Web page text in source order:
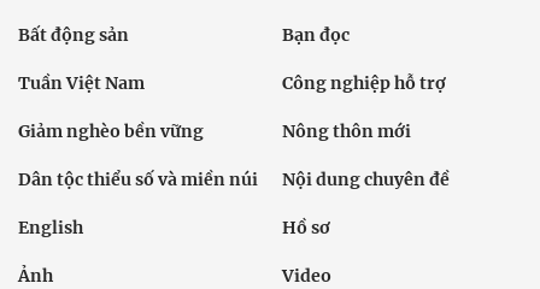
Bất động sản Bạn đọc
Tuần Việt Nam Công nghiệp hỗ trợ
Giảm nghèo bền vững Nông thôn mới
Dân tộc thiểu số và miền núi Nội dung chuyên đề
English Hồ sơ
Ảnh Video